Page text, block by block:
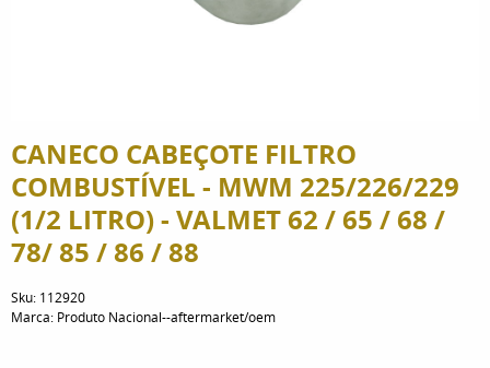
CANECO CABEÇOTE FILTRO
COMBUSTÍVEL - MWM 225/226/229
(1/2 LITRO) - VALMET 62 / 65 / 68 /
78/ 85 / 86 / 88
Sku: 112920
Marca: Produto Nacional--aftermarket/oem